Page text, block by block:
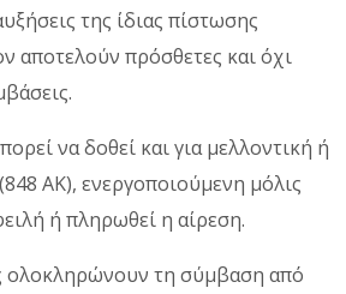
της ίδιας πίστωσης
αποτελούν πρόσθετες και όχι
να δοθεί και για μελλοντική ή
ΑΚ), ενεργοποιούμενη μόλις
ή πληρωθεί η αίρεση.
ολοκληρώνουν τη σύμβαση από